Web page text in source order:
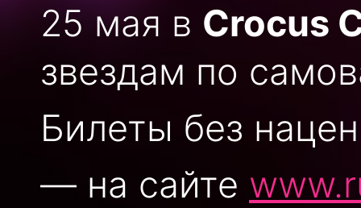
25 мая в Crocus
звездам по
Билеты без
— на сайте